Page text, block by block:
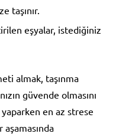
taşınır.
eşyalar, istediğiniz
almak, taşınma
güvende olmasını
en az strese
aşamasında